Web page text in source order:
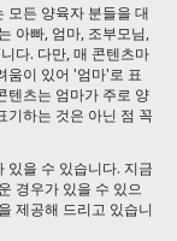
모든 양육자 분들을 대
아빠, 엄마, 조부모님,
다. 다만, 매 콘텐츠마
움이 있어 '엄마'로 표
텐츠는 엄마가 주로 양
기하는 것은 아닌 점 꼭
있을 수 있습니다. 지금
경우가 있을 수 있으
제공해 드리고 있습니